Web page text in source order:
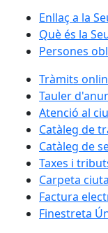
Enllaç a la
Què és la
Persones
Tràmits
Tauler
Atenció al
Catàleg de
Catàleg de
Taxes i
Carpeta
Factura
Finestreta